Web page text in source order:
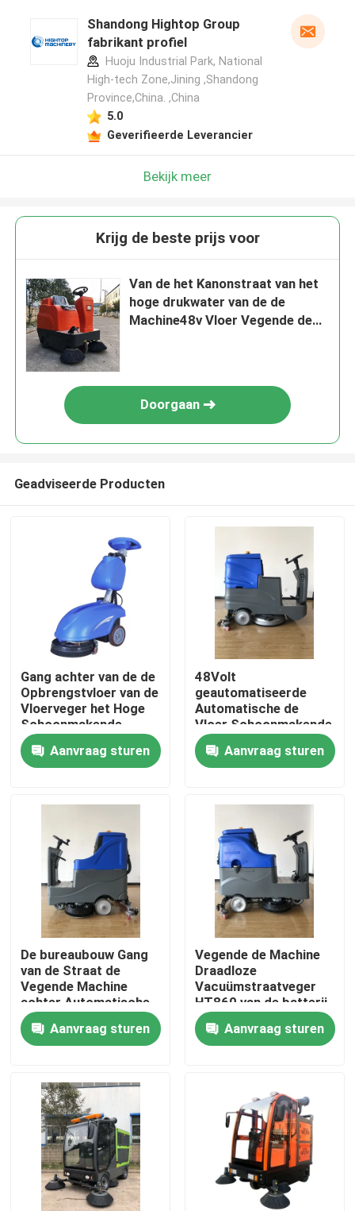
Thuis
Over ons
Fabrieksreis
Kwaliteitscontrole
Contacteer ons
Vraag een offerte aan
Hightop Mini Excavator
kleine hydraulische graafmachine
Shandong Hightop Group
fabrikant profiel
Huoju Industrial Park, National
High-tech Zone,Jining ,Shandong
Province,China. ,China
5.0
Geverifieerde Leverancier
Bekijk meer
Krijg de beste prijs voor
Van de het Kanonstraat van het
hoge drukwater van de de
Machine48v Vloer Vegende de
Doorgaan
Geadviseerde Producten
Gang achter van de de
Opbrengstvloer van de
Vloerveger het Hoge
Schoonmakende
Materiaal voor
Supermarkt HT350
Aanvraag sturen
48Volt
geautomatiseerde
Automatische de
Vloer Schoonmakende
Machine HT750 van de
Vloergaszuiveraar
Aanvraag sturen
De bureaubouw Gang
van de Straat de
Vegende Machine
achter Automatische
Vloergaszuiveraar
HT750SAanvraag sturen
Vegende de Machine
Draadloze
Vacuümstraatveger
HT860 van de batterij
Krachtige Straat
Aanvraag sturen